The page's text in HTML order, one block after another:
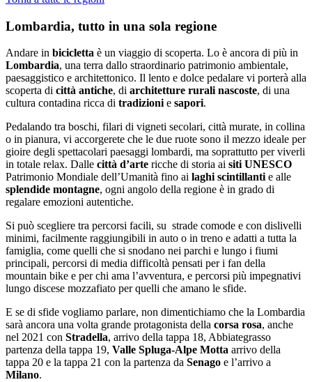
Lombardia, tutto in una sola regione
Andare in bicicletta è un viaggio di scoperta. Lo è ancora di più in
Lombardia, una terra dallo straordinario patrimonio ambientale,
paesaggistico e architettonico. Il lento e dolce pedalare vi porterà alla
scoperta di città antiche, di architetture rurali nascoste, di una
cultura contadina ricca di tradizioni e sapori.
Pedalando tra boschi, filari di vigneti secolari, città murate, in collina
o in pianura, vi accorgerete che le due ruote sono il mezzo ideale per
gioire degli spettacolari paesaggi lombardi, ma soprattutto per viverli
in totale relax. Dalle città d’arte ricche di storia ai siti UNESCO
Patrimonio Mondiale dell’Umanità fino ai laghi scintillanti e alle
splendide montagne, ogni angolo della regione è in grado di
regalare emozioni autentiche.
Si può scegliere tra percorsi facili, su strade comode e con dislivelli
minimi, facilmente raggiungibili in auto o in treno e adatti a tutta la
famiglia, come quelli che si snodano nei parchi e lungo i fiumi
principali, percorsi di media difficoltà pensati per i fan della
mountain bike e per chi ama l’avventura, e percorsi più impegnativi
lungo discese mozzafiato per quelli che amano le sfide.
E se di sfide vogliamo parlare, non dimentichiamo che la Lombardia
sarà ancora una volta grande protagonista della corsa rosa, anche
nel 2021 con Stradella, arrivo della tappa 18, Abbiategrasso
partenza della tappa 19, Valle Spluga-Alpe Motta arrivo della
tappa 20 e la tappa 21 con la partenza da Senago e l’arrivo a
Milano.